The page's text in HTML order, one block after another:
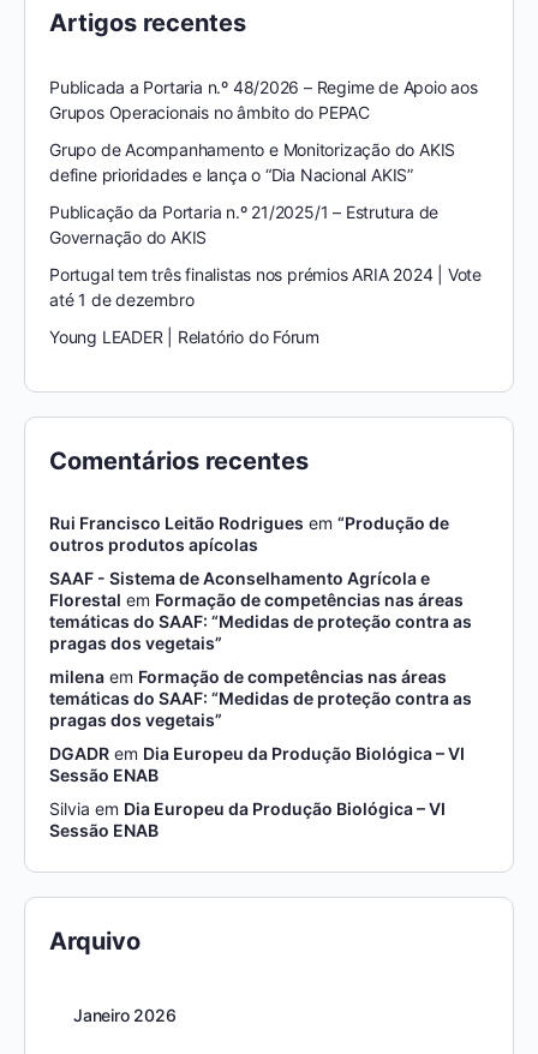
Artigos recentes
Publicada a Portaria n.º 48/2026 – Regime de Apoio aos
Grupos Operacionais no âmbito do PEPAC
Grupo de Acompanhamento e Monitorização do AKIS
define prioridades e lança o “Dia Nacional AKIS”
Publicação da Portaria n.º 21/2025/1 – Estrutura de
Governação do AKIS
Portugal tem três finalistas nos prémios ARIA 2024 | Vote
até 1 de dezembro
Young LEADER | Relatório do Fórum
Comentários recentes
Rui Francisco Leitão Rodrigues em “Produção de
outros produtos apícolas
SAAF - Sistema de Aconselhamento Agrícola e
Florestal em Formação de competências nas áreas
temáticas do SAAF: “Medidas de proteção contra as
pragas dos vegetais”
milena em Formação de competências nas áreas
temáticas do SAAF: “Medidas de proteção contra as
pragas dos vegetais”
DGADR em Dia Europeu da Produção Biológica – VI
Sessão ENAB
Silvia em Dia Europeu da Produção Biológica – VI
Sessão ENAB
Arquivo
Janeiro 2026